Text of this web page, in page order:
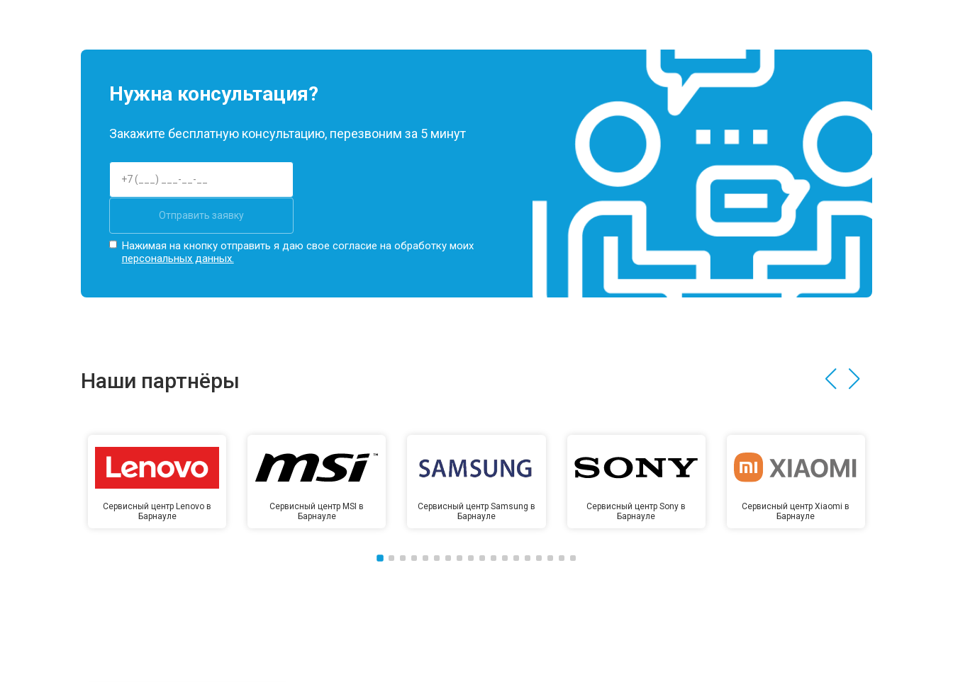
Нужна консультация?
Закажите бесплатную консультацию, перезвоним за 5 минут
Отправить заявку
Нажимая на кнопку отправить я даю свое согласие на обработку моих
персональных данных.
Наши партнёры
Сервисный центр Lenovo в
Барнауле
Сервисный центр MSI в
Барнауле
Сервисный центр Samsung в
Барнауле
Сервисный центр Sony в
Барнауле
Сервисный центр Xiaomi в
Барнауле